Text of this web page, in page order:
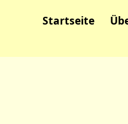
Startseite